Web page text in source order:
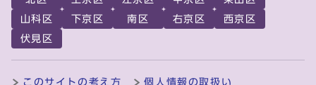
山科区
下京区 南区 右京区
西京区
伏見区
このサイトの考え方 個人情報の取扱い